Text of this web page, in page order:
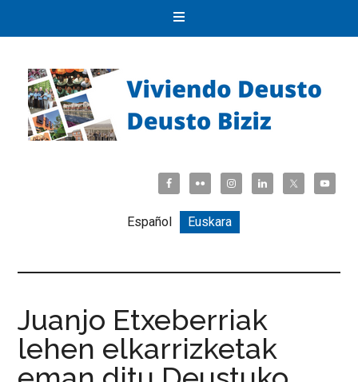
Español Euskara
Juanjo Etxeberriak
lehen elkarrizketak